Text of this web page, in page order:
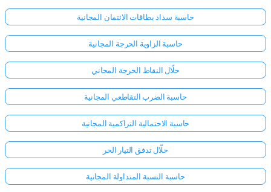
حاسبة سداد بطاقات الائتمان المجانية
حاسبة الزاوية الحرجة المجانية
حلّال النقاط الحرجة المجاني
حاسبة الضرب التقاطعي المجانية
حاسبة الاحتمالية التراكمية المجانية
حلّال تدفق التيار الحر
حاسبة النسبة المتداولة المجانية